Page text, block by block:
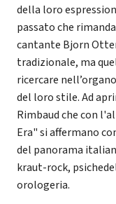
della loro
passato che
cantante Bjorn
tradizionale, ma
ricercare
del loro stile. Ad
Rimbaud che con
Era" si affermano
del panorama
kraut-rock,
orologeria.